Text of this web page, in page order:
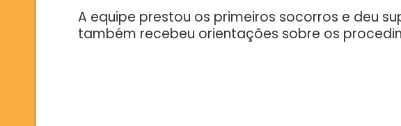
A equipe prestou os primeiros socorros e deu
também recebeu orientações sobre os